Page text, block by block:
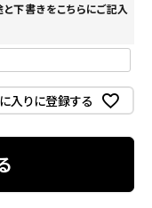
下書きをこちらにご記入
入りに登録する